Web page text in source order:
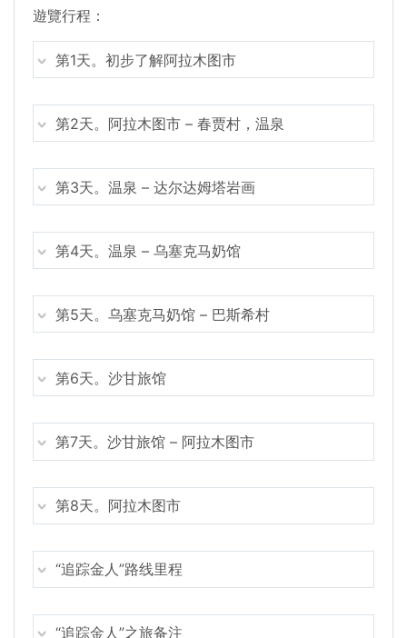
遊覽行程：
第1天。初步了解阿拉木图市
第2天。阿拉木图市 – 春贾村，温泉
第3天。温泉 – 达尔达姆塔岩画
第4天。温泉 – 乌塞克马奶馆
第5天。乌塞克马奶馆 – 巴斯希村
第6天。沙甘旅馆
第7天。沙甘旅馆 – 阿拉木图市
第8天。阿拉木图市
“追踪金人”路线里程
“追踪金人”之旅备注